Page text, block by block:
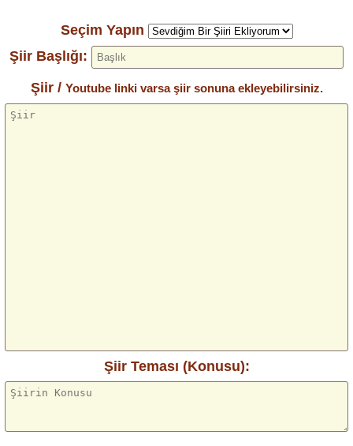
Seçim Yapın
Şiir Başlığı:
Şiir / Youtube linki varsa şiir sonuna ekleyebilirsiniz.
Şiir Teması (Konusu):